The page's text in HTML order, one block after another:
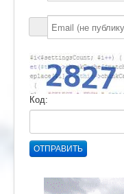
Код:
ОТПРАВИТЬ